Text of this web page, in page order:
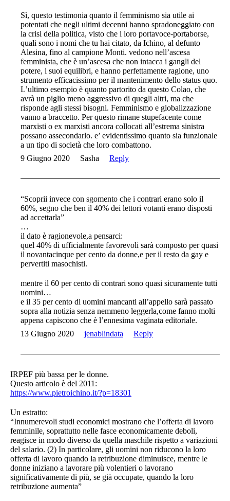
Sì, questo testimonia quanto il femminismo sia utile ai
potentati che negli ultimi decenni hanno spradoneggiato con
la crisi della politica, visto che i loro portavoce-portaborse,
quali sono i nomi che tu hai citato, da Ichino, al defunto
Alesina, fino al campione Monti. vedono nell’ascesa
femminista, che è un’ascesa che non intacca i gangli del
potere, i suoi equilibri, e hanno perfettamente ragione, uno
strumento efficacissimo per il mantenimento dello status quo.
L’ultimo esempio è quanto partorito da questo Colao, che
avrà un piglio meno aggressivo di quegli altri, ma che
risponde agli stessi bisogni. Femminismo e globalizzazione
vanno a braccetto. Per questo rimane stupefacente come
marxisti o ex marxisti ancora collocati all’estrema sinistra
possano assecondarlo. e’ evidentissimo quanto sia funzionale
a un tipo di società che loro combattono.
9 Giugno 2020
Sasha Reply
“Scoprii invece con sgomento che i contrari erano solo il
60%, segno che ben il 40% dei lettori votanti erano disposti
ad accettarla”
…
il dato è ragionevole,a pensarci:
quel 40% di ufficialmente favorevoli sarà composto per quasi
il novantacinque per cento da donne,e per il resto da gay e
pervertiti masochisti.
mentre il 60 per cento di contrari sono quasi sicuramente tutti
uomini…
e il 35 per cento di uomini mancanti all’appello sarà passato
sopra alla notizia senza nemmeno leggerla,come fanno molti
appena capiscono che è l’ennesima vaginata editoriale.
13 Giugno 2020
jenablindata Reply
IRPEF più bassa per le donne.
Questo articolo è del 2011:
https://www.pietroichino.it/?p=18301
Un estratto:
“Innumerevoli studi economici mostrano che l’offerta di lavoro
femminile, soprattutto nelle fasce economicamente deboli,
reagisce in modo diverso da quella maschile rispetto a variazioni
del salario. (2) In particolare, gli uomini non riducono la loro
offerta di lavoro quando la retribuzione diminuisce, mentre le
donne iniziano a lavorare più volentieri o lavorano
significativamente di più, se già occupate, quando la loro
retribuzione aumenta”